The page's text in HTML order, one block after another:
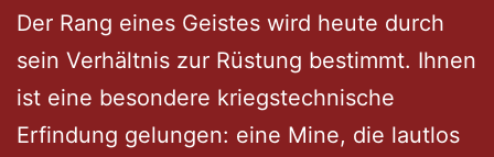
Der Rang eines Geistes wird heute durch
sein Verhältnis zur Rüstung bestimmt. Ihnen
ist eine besondere kriegstechnische
Erfindung gelungen: eine Mine, die lautlos